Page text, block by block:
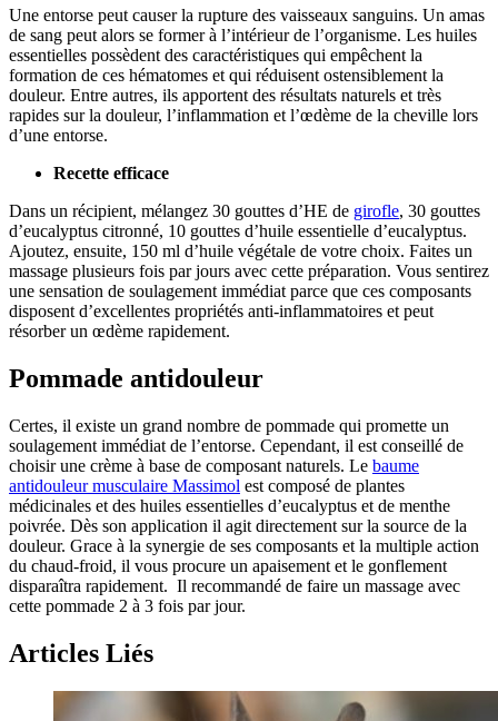
Une entorse peut causer la rupture des vaisseaux sanguins. Un amas
de sang peut alors se former à l’intérieur de l’organisme. Les huiles
essentielles possèdent des caractéristiques qui empêchent la
formation de ces hématomes et qui réduisent ostensiblement la
douleur. Entre autres, ils apportent des résultats naturels et très
rapides sur la douleur, l’inflammation et l’œdème de la cheville lors
d’une entorse.
Recette efficace
Dans un récipient, mélangez 30 gouttes d’HE de girofle, 30 gouttes
d’eucalyptus citronné, 10 gouttes d’huile essentielle d’eucalyptus.
Ajoutez, ensuite, 150 ml d’huile végétale de votre choix. Faites un
massage plusieurs fois par jours avec cette préparation. Vous sentirez
une sensation de soulagement immédiat parce que ces composants
disposent d’excellentes propriétés anti-inflammatoires et peut
résorber un œdème rapidement.
Pommade antidouleur
Certes, il existe un grand nombre de pommade qui promette un
soulagement immédiat de l’entorse. Cependant, il est conseillé de
choisir une crème à base de composant naturels. Le baume
antidouleur musculaire Massimol est composé de plantes
médicinales et des huiles essentielles d’eucalyptus et de menthe
poivrée. Dès son application il agit directement sur la source de la
douleur. Grace à la synergie de ses composants et la multiple action
du chaud-froid, il vous procure un apaisement et le gonflement
disparaîtra rapidement. Il recommandé de faire un massage avec
cette pommade 2 à 3 fois par jour.
Articles Liés